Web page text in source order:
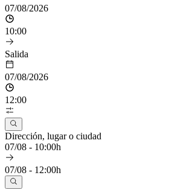
07/08/2026
10:00
Salida
07/08/2026
12:00
Dirección, lugar o ciudad
07/08 - 10:00h
07/08 - 12:00h